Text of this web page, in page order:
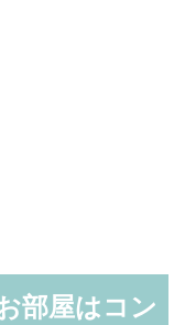
部屋はコン